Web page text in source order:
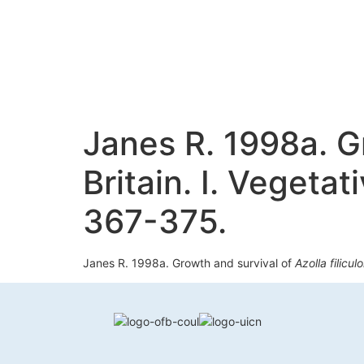
Janes R. 1998a.
Britain. I.
367-375.
Janes R. 1998a. Growth and survival of Azolla